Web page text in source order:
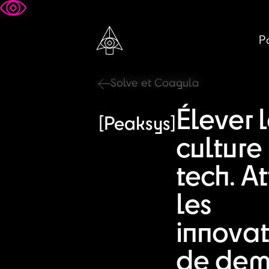
Solve et Coagula
[Peaksys] Élever
culture
tech.
les
de